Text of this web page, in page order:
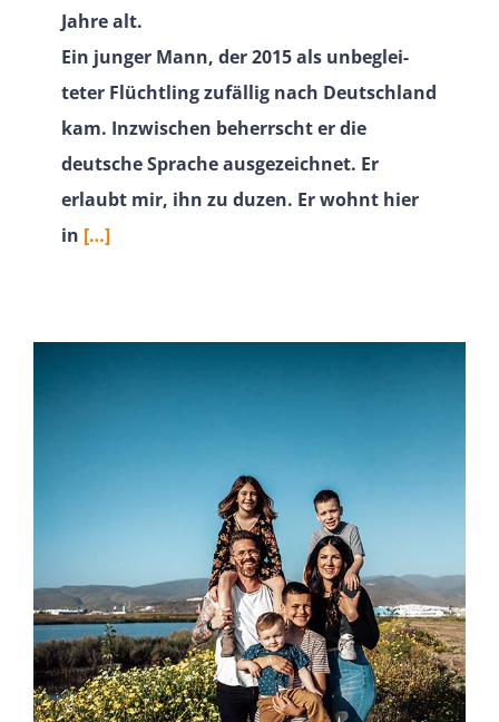
Jahre alt.
Ein junger Mann, der 2015 als unbeglei­
teter Flüchtling zufällig nach Deutschland
kam. Inzwi­schen beherrscht er die
deutsche Sprache ausge­zeichnet. Er
erlaubt mir, ihn zu duzen. Er wohnt hier
in […]